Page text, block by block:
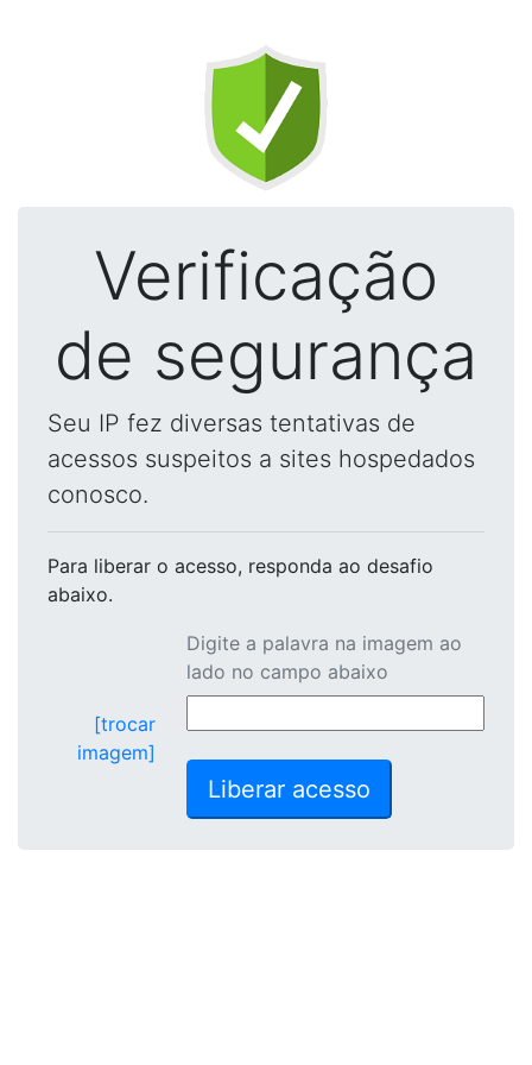
Verificação
de segurança
Seu IP fez diversas tentativas de
acessos suspeitos a sites hospedados
conosco.
Para liberar o acesso, responda ao desafio
abaixo.
[trocar
imagem]
Digite a palavra na imagem ao
lado no campo abaixo